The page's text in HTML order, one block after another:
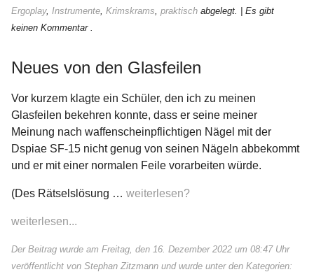
Ergoplay, Instrumente, Krimskrams, praktisch abgelegt.
| Es gibt
keinen Kommentar .
Neues von den Glasfeilen
Vor kurzem klagte ein Schüler, den ich zu meinen
Glasfeilen bekehren konnte, dass er seine meiner
Meinung nach waffenscheinpflichtigen Nägel mit der
Dspiae SF-15 nicht genug von seinen Nägeln abbekommt
und er mit einer normalen Feile vorarbeiten würde.
(Des Rätselslösung … weiterlesen?
weiterlesen...
Der Beitrag wurde am Freitag, den 16. Dezember 2022 um 08:47 Uhr
veröffentlicht von Stephan Zitzmann und wurde unter den Kategorien: